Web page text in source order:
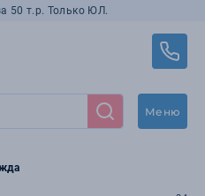
50 т.р. Только ЮЛ.
Меню